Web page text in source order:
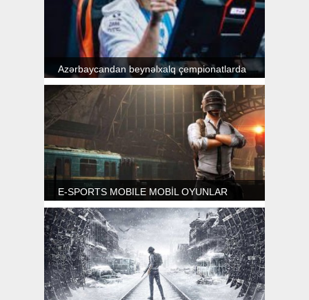
Azərbaycandan beynəlxalq çempionatlarda
iştirak edən 6 e-idmançı
E-SPORTS MOBILE MOBİL OYUNLAR
“BÖYÜK İDMAN” DÜNYASINI ETDİ